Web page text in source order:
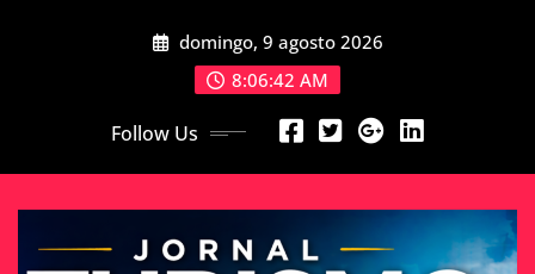
domingo, 9 agosto 2026
8:06:45 AM
Follow Us